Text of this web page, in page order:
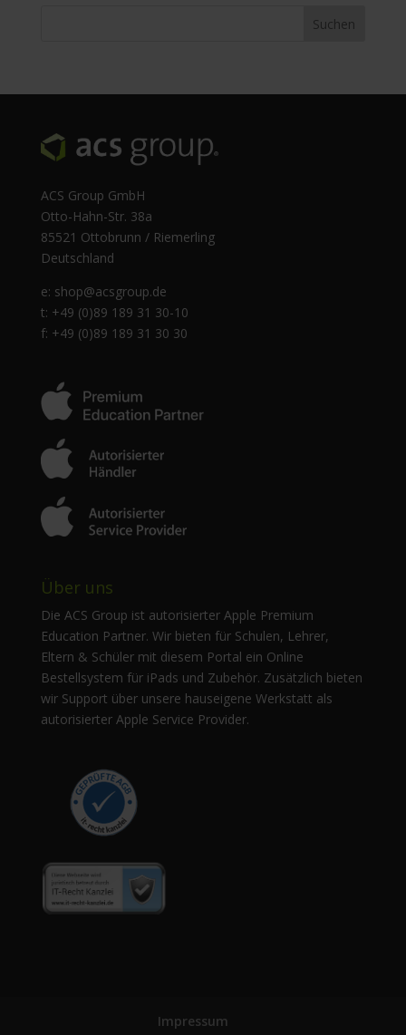
ACS Group GmbH
Otto-Hahn-Str. 38a
85521 Ottobrunn / Riemerling
Deutschland
e: shop@acsgroup.de
t: +49 (0)89 189 31 30-10
f: +49 (0)89 189 31 30 30
Über uns
Die ACS Group ist autorisierter Apple Premium
Education Partner. Wir bieten für Schulen, Lehrer,
Eltern & Schüler mit diesem Portal ein Online
Bestellsystem für iPads und Zubehör. Zusätzlich bieten
wir Support über unsere hauseigene Werkstatt als
autorisierter Apple Service Provider.
Impressum